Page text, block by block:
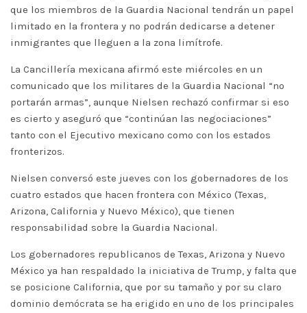
que los miembros de la Guardia Nacional tendrán un papel
limitado en la frontera y no podrán dedicarse a detener
inmigrantes que lleguen a la zona limítrofe.
La Cancillería mexicana afirmó este miércoles en un
comunicado que los militares de la Guardia Nacional “no
portarán armas”, aunque Nielsen rechazó confirmar si eso
es cierto y aseguró que “continúan las negociaciones”
tanto con el Ejecutivo mexicano como con los estados
fronterizos.
Nielsen conversó este jueves con los gobernadores de los
cuatro estados que hacen frontera con México (Texas,
Arizona, California y Nuevo México), que tienen
responsabilidad sobre la Guardia Nacional.
Los gobernadores republicanos de Texas, Arizona y Nuevo
México ya han respaldado la iniciativa de Trump, y falta que
se posicione California, que por su tamaño y por su claro
dominio demócrata se ha erigido en uno de los principales